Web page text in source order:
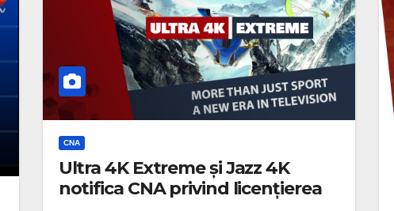
CNA
Ultra 4K Extreme și Jazz 4K
notifica CNA privind licențierea